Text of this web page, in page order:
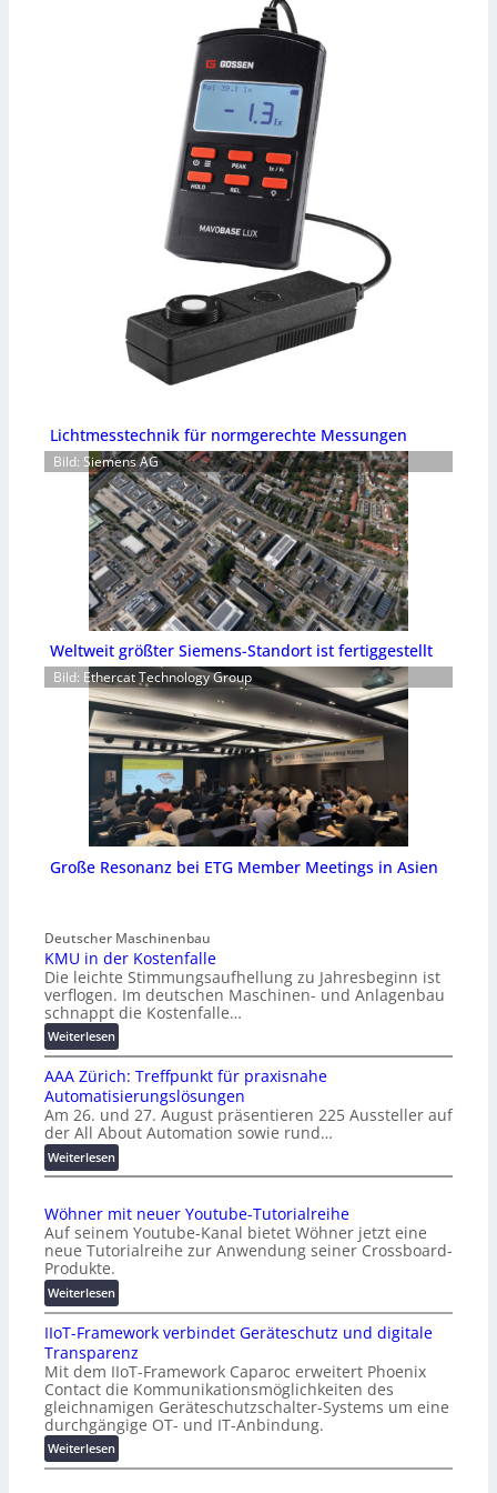
Lichtmesstechnik für normgerechte Messungen
Bild: Siemens AG
Weltweit größter Siemens-Standort ist fertiggestellt
Bild: Ethercat Technology Group
Große Resonanz bei ETG Member Meetings in Asien
Deutscher Maschinenbau
KMU in der Kostenfalle
Die leichte Stimmungsaufhellung zu Jahresbeginn ist
verflogen. Im deutschen Maschinen- und Anlagenbau
schnappt die Kostenfalle…
Weiterlesen:
K
M
U
i
n
d
e
K
o
s
e
n
f
a
l
l
e
AAA Zürich: Treffpunkt für praxisnahe
Automatisierungslösungen
Am 26. und 27. August präsentieren 225 Aussteller auf
der All About Automation sowie rund…
Weiterlesen:
A
A
Z
ü
i
c
h
:
T
r
e
f
f
p
Wöhner mit neuer Youtube-Tutorialreihe
Auf seinem Youtube-Kanal bietet Wöhner jetzt eine
neue Tutorialreihe zur Anwendung seiner Crossboard-
Produkte.
Weiterlesen:
W
ö
h
n
e
r
m
i
t
IIoT-Framework verbindet Geräteschutz und digitale
Transparenz
Mit dem IIoT-Framework Caparoc erweitert Phoenix
Contact die Kommunikationsmöglichkeiten des
gleichnamigen Geräteschutzschalter-Systems um eine
durchgängige OT- und IT-Anbindung.
Weiterlesen:
I